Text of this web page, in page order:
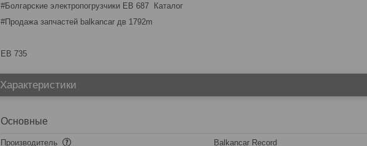
#Болгарские электропогрузчики ЕВ 687 Каталог
#Продажа запчастей balkancar дв 1792m
ЕВ 735
Характеристики
Основные
Производитель Balkancar Record